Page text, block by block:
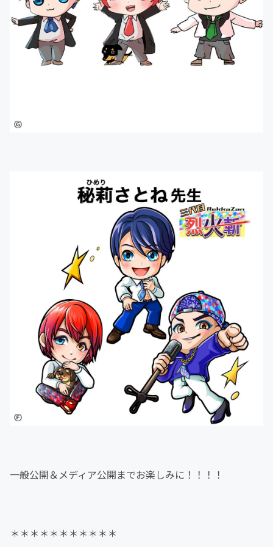
一般公開＆メディア公開までお楽しみに！！！！
＊＊＊＊＊＊＊＊＊＊＊